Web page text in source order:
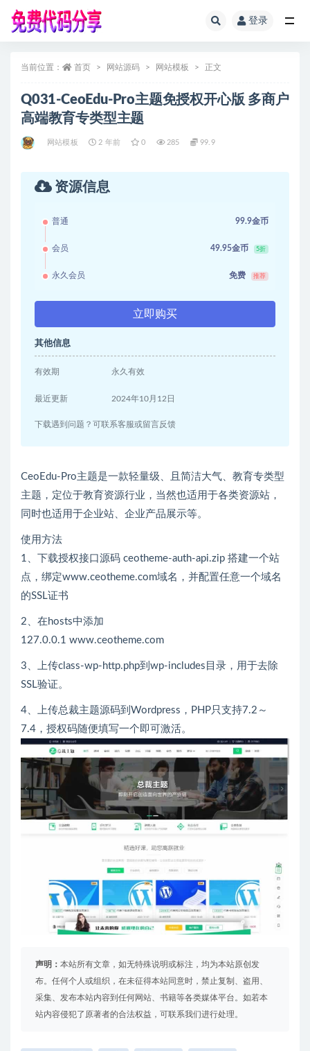
登录
当前位置： 首页 网站源码 网站模板 正文
Q031-CeoEdu-Pro主题免授权开心版 多商户
高端教育专类型主题
网站模板 2 年前 0 285 99.9
资源信息
普通 99.9金币
会员 49.95金币 5折
永久会员 免费 推荐
立即购买
其他信息
有效期 永久有效
最近更新 2024年10月12日
下载遇到问题？可联系客服或留言反馈
CeoEdu-Pro主题是一款轻量级、且简洁大气、教育专类型
主题，定位于教育资源行业，当然也适用于各类资源站，
同时也适用于企业站、企业产品展示等。
使用方法
1、下载授权接口源码 ceotheme-auth-api.zip 搭建一个站
点，绑定www.ceotheme.com域名，并配置任意一个域名
的SSL证书
2、在hosts中添加
127.0.0.1 www.ceotheme.com
3、上传class-wp-http.php到wp-includes目录，用于去除
SSL验证。
4、上传总裁主题源码到Wordpress，PHP只支持7.2～
7.4，授权码随便填写一个即可激活。
声明： 本站所有文章，如无特殊说明或标注，均为本站原创发
布。任何个人或组织，在未征得本站同意时，禁止复制、盗用、
采集、发布本站内容到任何网站、书籍等各类媒体平台。如若本
站内容侵犯了原著者的合法权益，可联系我们进行处理。